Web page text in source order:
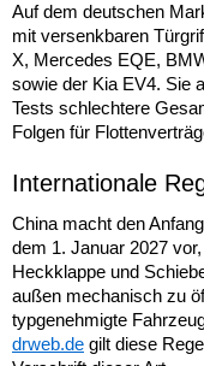
Auf dem deutschen
mit versenkbaren
X, Mercedes EQE,
sowie der Kia EV4. Sie
Tests schlechtere
Folgen für
Internationale
China macht den
dem 1. Januar 2027
Heckklappe und
außen mechanisch zu
typgenehmigte
drweb.de gilt diese